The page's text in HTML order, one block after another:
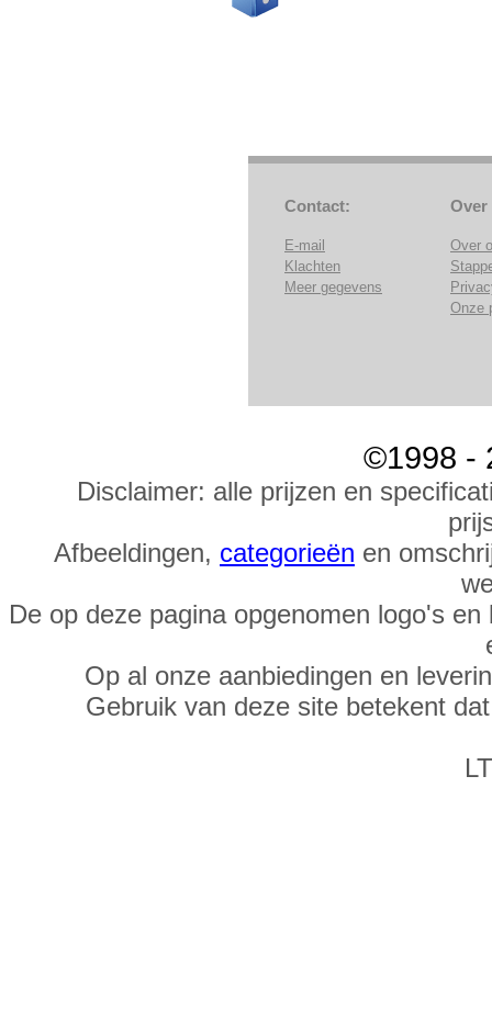
Contact:
E-mail
Klachten
Meer gegevens
Over
Over
Onze
©1998 -
Disclaimer: alle prijzen en
Afbeeldingen, categorieën en
De op deze pagina opgenomen logo's
Op al onze aanbiedingen en
Gebruik van deze site betekent